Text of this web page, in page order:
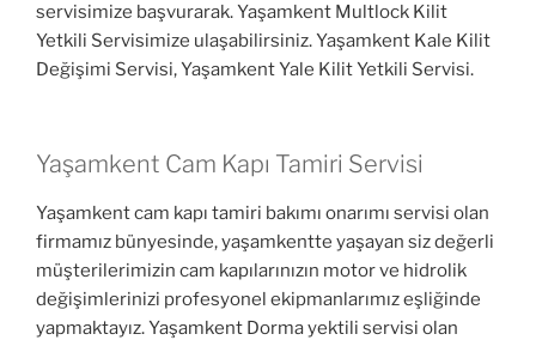
servisimize başvurarak. Yaşamkent Multlock Kilit
Yetkili Servisimize ulaşabilirsiniz. Yaşamkent Kale Kilit
Değişimi Servisi, Yaşamkent Yale Kilit Yetkili Servisi.
Yaşamkent Cam Kapı Tamiri Servisi
Yaşamkent cam kapı tamiri bakımı onarımı servisi olan
firmamız bünyesinde, yaşamkentte yaşayan siz değerli
müşterilerimizin cam kapılarınızın motor ve hidrolik
değişimlerinizi profesyonel ekipmanlarımız eşliğinde
yapmaktayız. Yaşamkent Dorma yektili servisi olan